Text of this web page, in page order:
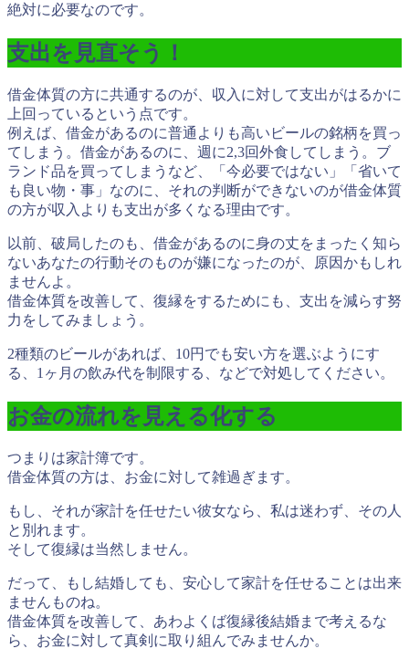
絶対に必要なのです。
支出を見直そう！
借金体質の方に共通するのが、収入に対して支出がはるかに
上回っているという点です。
例えば、借金があるのに普通よりも高いビールの銘柄を買っ
てしまう。借金があるのに、週に2,3回外食してしまう。ブ
ランド品を買ってしまうなど、「今必要ではない」「省いて
も良い物・事」なのに、それの判断ができないのが借金体質
の方が収入よりも支出が多くなる理由です。
以前、破局したのも、借金があるのに身の丈をまったく知ら
ないあなたの行動そのものが嫌になったのが、原因かもしれ
ませんよ。
借金体質を改善して、復縁をするためにも、支出を減らす努
力をしてみましょう。
2種類のビールがあれば、 10円でも安い方を選ぶようにす
る、1ヶ月の飲み代を制限する、 などで対処してください。
お金の流れを見える化する
つまりは家計簿です。
借金体質の方は、お金に対して雑過ぎます。
もし、それが家計を任せたい彼女なら、私は迷わず、その人
と別れます。
そして復縁は当然しません。
だって、もし結婚しても、安心して家計を任せることは出来
ませんものね。
借金体質を改善して、あわよくば復縁後結婚まで考えるな
ら、お金に対して真剣に取り組んでみませんか。